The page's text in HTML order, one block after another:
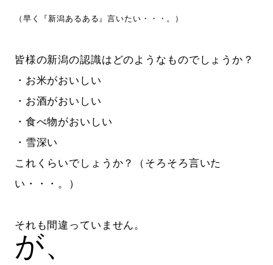
（早く『新潟あるある』言いたい・・・。）
皆様の新潟の認識はどのようなものでしょうか？
・お米がおいしい
・お酒がおいしい
・食べ物がおいしい
・雪深い
これくらいでしょうか？（そろそろ言いた
い・・・。）
それも間違っていません。
が、